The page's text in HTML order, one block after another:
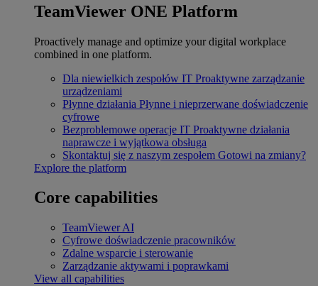
TeamViewer ONE Platform
Proactively manage and optimize your digital workplace
combined in one platform.
Dla niewielkich zespołów IT Proaktywne zarządzanie
urządzeniami
Płynne działania Płynne i nieprzerwane doświadczenie
cyfrowe
Bezproblemowe operacje IT Proaktywne działania
naprawcze i wyjątkowa obsługa
Skontaktuj się z naszym zespołem Gotowi na zmiany?
Explore the platform
Core capabilities
TeamViewer AI
Cyfrowe doświadczenie pracowników
Zdalne wsparcie i sterowanie
Zarządzanie aktywami i poprawkami
View all capabilities